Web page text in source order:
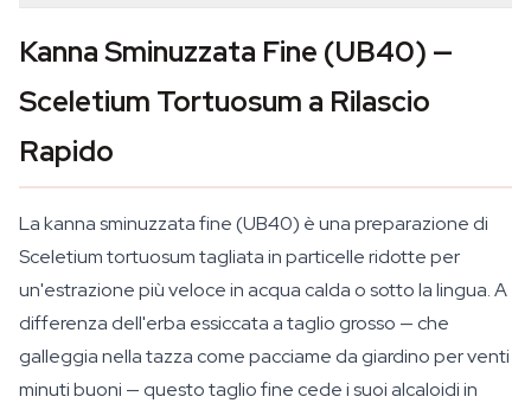
Kanna Sminuzzata Fine (UB40) —
Sceletium Tortuosum a Rilascio
Rapido
La kanna sminuzzata fine (UB40) è una preparazione di
Sceletium tortuosumtagliata in particelle ridotte per
un'estrazione più veloce in acqua calda o sotto la lingua. A
differenza dell'erba essiccata a taglio grosso — che
galleggia nella tazza come pacciame da giardino per venti
minuti buoni — questo taglio fine cede i suoi alcaloidi in